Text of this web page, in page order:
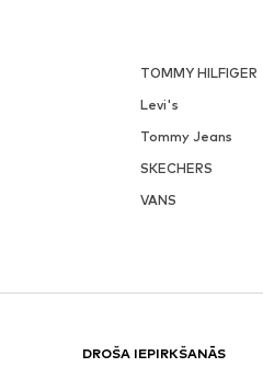
TOMMY HILFIGER
Levi's
Tommy Jeans
SKECHERS
VANS
DROŠA IEPIRKŠANĀS